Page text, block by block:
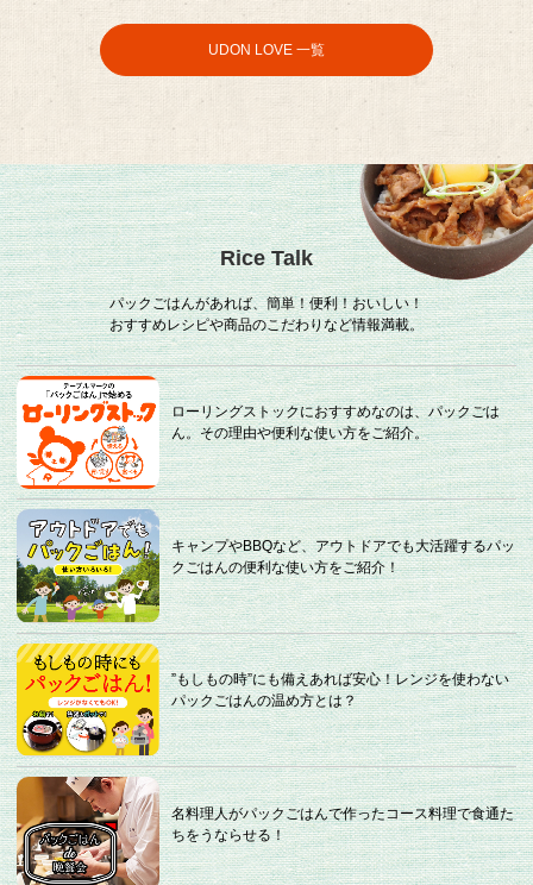
UDON LOVE 一覧
Rice Talk
パックごはんがあれば、簡単！便利！おいしい！
おすすめレシピや商品のこだわりなど情報満載。
ローリングストックにおすすめなのは、パックごは
ん。その理由や便利な使い方をご紹介。
キャンプやBBQなど、アウトドアでも大活躍するパッ
クごはんの便利な使い方をご紹介！
”もしもの時”にも備えあれば安心！レンジを使わない
パックごはんの温め方とは？
名料理人がパックごはんで作ったコース料理で食通た
ちをうならせる！